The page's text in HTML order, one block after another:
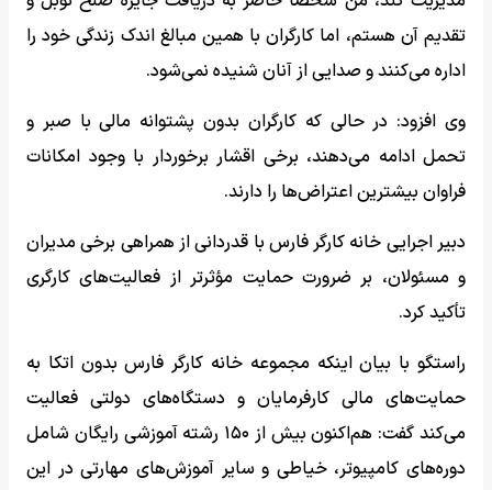
تقدیم آن هستم، اما کارگران با همین مبالغ اندک زندگی خود را
اداره می‌کنند و صدایی از آنان شنیده نمی‌شود.
وی افزود: در حالی که کارگران بدون پشتوانه مالی با صبر و
تحمل ادامه می‌دهند، برخی اقشار برخوردار با وجود امکانات
فراوان بیشترین اعتراض‌ها را دارند.
دبیر اجرایی خانه کارگر فارس با قدردانی از همراهی برخی مدیران
و مسئولان، بر ضرورت حمایت مؤثرتر از فعالیت‌های کارگری
تأکید کرد.
راستگو با بیان اینکه مجموعه خانه کارگر فارس بدون اتکا به
حمایت‌های مالی کارفرمایان و دستگاه‌های دولتی فعالیت
می‌کند گفت: هم‌اکنون بیش از ۱۵۰ رشته آموزشی رایگان شامل
دوره‌های کامپیوتر، خیاطی و سایر آموزش‌های مهارتی در این